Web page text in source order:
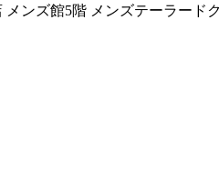
メンズ館5階 メンズテーラード